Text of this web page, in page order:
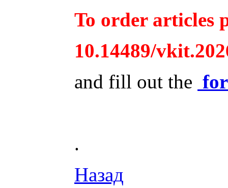
To order articles
10.14489/
and fill out the
.
Назад